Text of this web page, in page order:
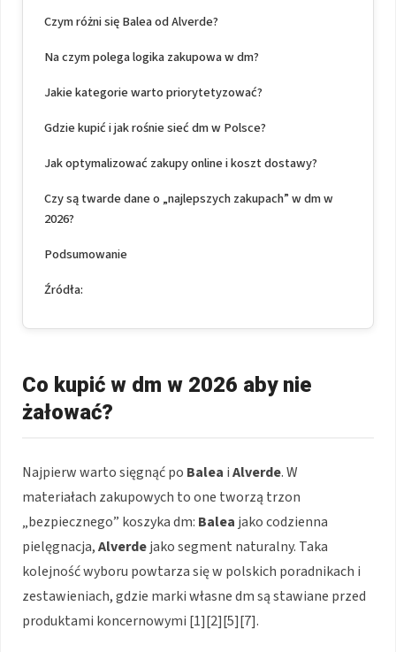
Czym różni się Balea od Alverde?
Na czym polega logika zakupowa w dm?
Jakie kategorie warto priorytetyzować?
Gdzie kupić i jak rośnie sieć dm w Polsce?
Jak optymalizować zakupy online i koszt dostawy?
Czy są twarde dane o „najlepszych zakupach” w dm w
2026?
Podsumowanie
Źródła:
Co kupić w dm w 2026 aby nie
żałować?
Najpierw warto sięgnąć po Balea iAlverde. W
materiałach zakupowych to one tworzą trzon
„bezpiecznego” koszyka dm: Balea jako codzienna
pielęgnacja,Alverdejako segment naturalny. Taka
kolejność wyboru powtarza się w polskich poradnikach i
zestawieniach, gdzie marki własne dm są stawiane przed
produktami koncernowymi [1][2][5][7].